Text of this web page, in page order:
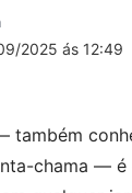
2025 ás 12:49
também
chama — é